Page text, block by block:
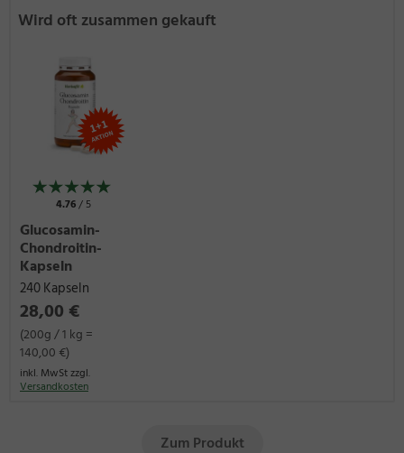
Wird oft zusammen gekauft
4.76/ 5
Glucosamin-
Chondroitin-
Kapseln
240 Kapseln
28,00 €
(200g / 1 kg =
140,00 €)
inkl. MwSt zzgl.
Versandkosten
Zum Produkt